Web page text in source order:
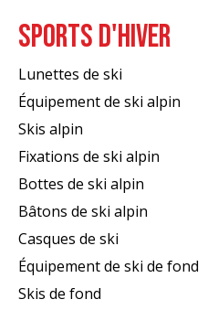
SPORTS D'HIVER
Lunettes de ski
Équipement de ski alpin
Skis alpin
Fixations de ski alpin
Bottes de ski alpin
Bâtons de ski alpin
Casques de ski
Équipement de ski de fond
Skis de fond